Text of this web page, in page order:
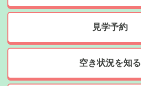
見学予約
空き状況を知る